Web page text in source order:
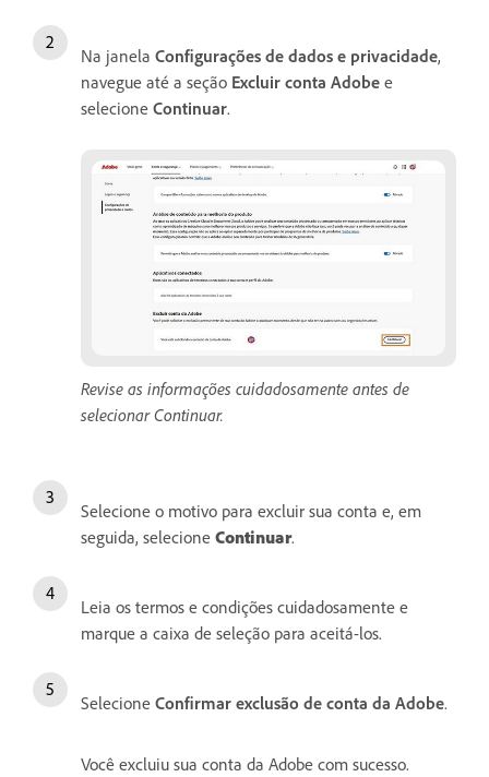
Na janela Configurações de dados e privacidade,
navegue até a seção Excluir conta Adobe e
selecione Continuar.
Revise as informações cuidadosamente antes de
selecionar Continuar.
Selecione o motivo para excluir sua conta e, em
seguida, selecione Continuar.
Leia os termos e condições cuidadosamente e
marque a caixa de seleção para aceitá-los.
Selecione Confirmar exclusão de conta da Adobe.
Você excluiu sua conta da Adobe com sucesso.